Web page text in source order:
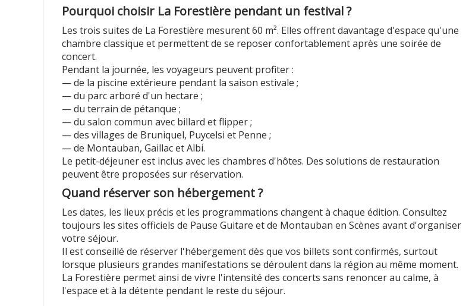
Pourquoi choisir La Forestière pendant un festival ?
Les trois suites de La Forestière mesurent 60 m². Elles offrent davantage d'espace qu'une
chambre classique et permettent de se reposer confortablement après une soirée de
concert.
Pendant la journée, les voyageurs peuvent profiter :
— de la piscine extérieure pendant la saison estivale ;
— du parc arboré d'un hectare ;
— du terrain de pétanque ;
— du salon commun avec billard et flipper ;
— des villages de Bruniquel, Puycelsi et Penne ;
— de Montauban, Gaillac et Albi.
Le petit-déjeuner est inclus avec les chambres d'hôtes. Des solutions de restauration
peuvent être proposées sur réservation.
Quand réserver son hébergement ?
Les dates, les lieux précis et les programmations changent à chaque édition. Consultez
toujours les sites officiels de Pause Guitare et de Montauban en Scènes avant d'organiser
votre séjour.
Il est conseillé de réserver l'hébergement dès que vos billets sont confirmés, surtout
lorsque plusieurs grandes manifestations se déroulent dans la région au même moment.
La Forestière permet ainsi de vivre l'intensité des concerts sans renoncer au calme, à
l'espace et à la détente pendant le reste du séjour.